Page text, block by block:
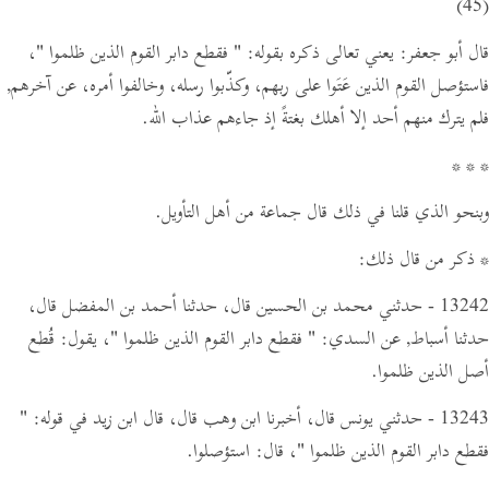
(45)
قال أبو جعفر: يعني تعالى ذكره بقوله: " فقطع دابر القوم الذين ظلموا "،
فاستؤصل القوم الذين عَتَوا على ربهم، وكذّبوا رسله، وخالفوا أمره، عن آخرهم,
فلم يترك منهم أحد إلا أهلك بغتةً إذ جاءهم عذاب الله.
* * *
وبنحو الذي قلنا في ذلك قال جماعة من أهل التأويل.
* ذكر من قال ذلك:
13242 - حدثني محمد بن الحسين قال، حدثنا أحمد بن المفضل قال،
حدثنا أسباط, عن السدي: " فقطع دابر القوم الذين ظلموا "، يقول: قُطع
أصل الذين ظلموا.
13243 - حدثني يونس قال، أخبرنا ابن وهب قال،
قال ابن زيد في قوله: "
فقطع دابر القوم الذين ظلموا "، قال: استؤصلوا.